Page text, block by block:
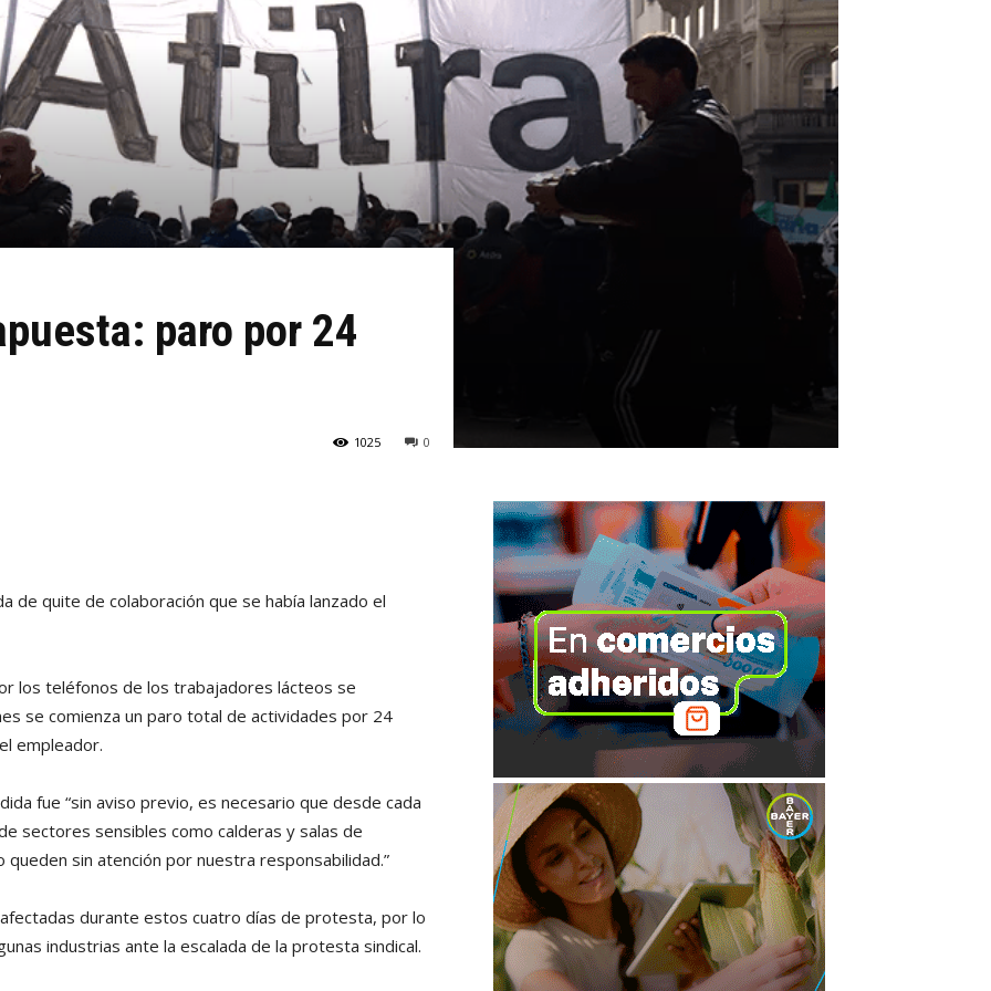
paro por 24
0
1025
de quite de colaboración que se había lanzado el
los teléfonos de los trabajadores lácteos se
se comienza un paro total de actividades por 24
empleador.
fue “sin aviso previo, es necesario que desde cada
sectores sensibles como calderas y salas de
sin atención por nuestra responsabilidad.”
durante estos cuatro días de protesta, por lo
industrias ante la escalada de la protesta sindical.